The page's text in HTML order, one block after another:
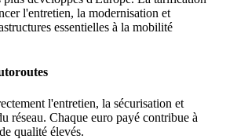
l'entretien, la modernisation et
essentielles à la mobilité
l'entretien, la sécurisation et
réseau. Chaque euro payé contribue à
qualité élevés.